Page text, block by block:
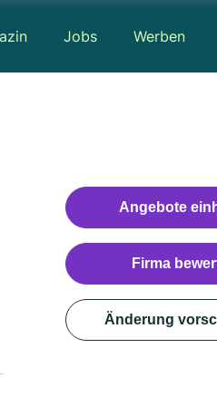
Jobs Werben
Angebote
Firma
Änderung